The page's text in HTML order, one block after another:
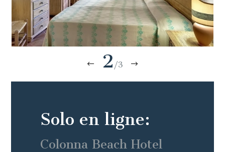
2 /3
Solo en ligne:
Colonna Beach Hotel